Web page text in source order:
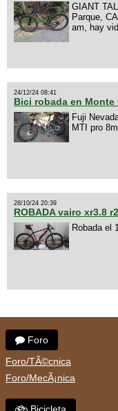
GIANT
Parque,
am, hay
24/12/24 08:41
Bici robada en Monte
Fuji
MTI pro
28/10/24 20:39
ROBADA vairo xr3.8
Robada el
Foro
Foro/TÃ©cnica
Foro/MecÃ¡nica
Bicicleta